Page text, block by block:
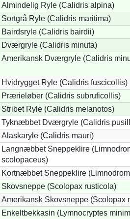
Almindelig Ryle (Calidris alpina)
Sortgrå Ryle (Calidris maritima)
Bairdsryle (Calidris bairdii)
Dværgryle (Calidris minuta)
Amerikansk Dværgryle (Calidris
Hvidrygget Ryle (Calidris fuscicollis)
Prærieløber (Calidris subruficollis)
Stribet Ryle (Calidris melanotos)
Tyknæbbet Dværgryle (Calidris
Alaskaryle (Calidris mauri)
Langnæbbet Sneppeklire
scolopaceus)
Kortnæbbet Sneppeklire
Skovsneppe (Scolopax rusticola)
Amerikansk Skovsneppe (Scolopax
Enkeltbekkasin (Lymnocryptes